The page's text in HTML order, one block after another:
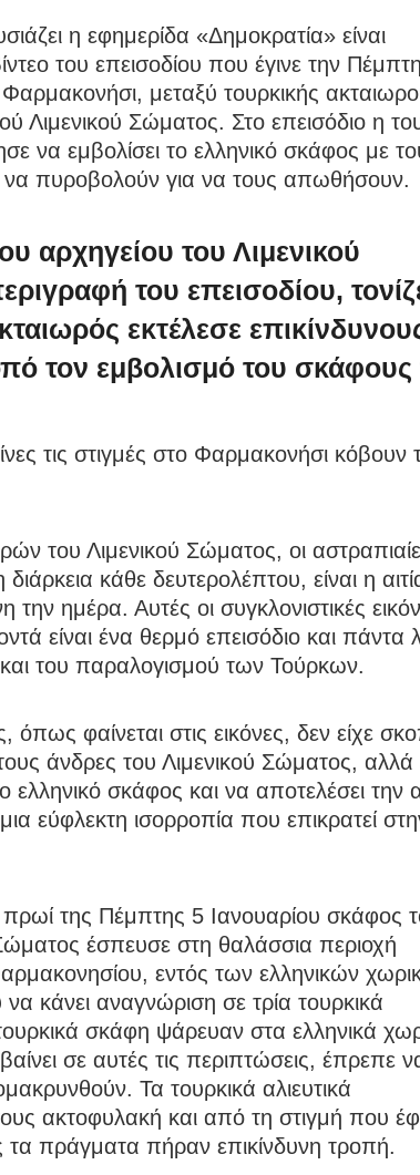
η εφημερίδα «Δημοκρατία» είναι
του επεισοδίου που έγινε την
μεταξύ τουρκικής
Λιμενικού Σώματος. Στο επεισόδιο η
να εμβολίσει το ελληνικό σκάφος με
να πυροβολούν για να τους απωθήσουν.
αρχηγείου του Λιμενικού
του επεισοδίου,
εκτέλεσε
τον εμβολισμό του σκάφους
τις στιγμές στο Φαρμακονήσι κόβουν
του Λιμενικού Σώματος, οι
διάρκεια κάθε δευτερολέπτου, είναι η
την ημέρα. Αυτές οι συγκλονιστικές
είναι ένα θερμό επεισόδιο και πάντα
και του παραλογισμού των Τούρκων.
όπως φαίνεται στις εικόνες, δεν είχε
άνδρες του Λιμενικού Σώματος, αλλά
ελληνικό σκάφος και να αποτελέσει την
εύφλεκτη ισορροπία που επικρατεί
της Πέμπτης 5 Ιανουαρίου σκάφος
έσπευσε στη θαλάσσια περιοχή
εντός των ελληνικών
κάνει αναγνώριση σε τρία τουρκικά
σκάφη ψάρευαν στα ελληνικά
σε αυτές τις περιπτώσεις, έπρεπε
Τα τουρκικά αλιευτικά
ακτοφυλακή και από τη στιγμή που
τα πράγματα πήραν επικίνδυνη τροπή.